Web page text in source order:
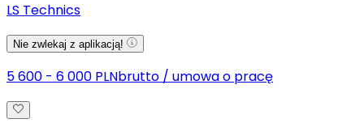
LS Technics
Nie zwlekaj z aplikacją!
5 600 - 6 000 PLNbrutto / umowa o pracę